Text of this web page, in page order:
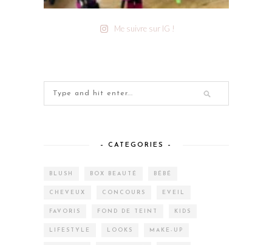
Me suivre sur IG !
– CATEGORIES –
BLUSH BOX BEAUTÉ BÉBÉ
CHEVEUX CONCOURS EVEIL
FAVORIS FOND DE TEINT KIDS
LIFESTYLE LOOKS MAKE-UP